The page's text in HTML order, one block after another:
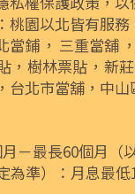
桃園以北皆有服務
當鋪， 三重當舖 ，
， 樹林票貼 ， 新
， 台北市當舖 ， 中山
－最長60個月（
為準）：月息最